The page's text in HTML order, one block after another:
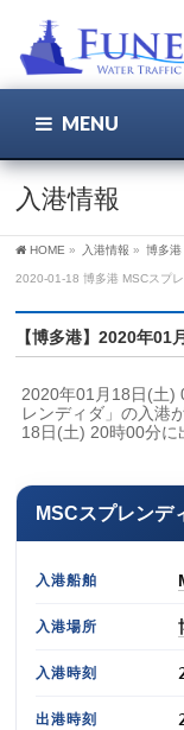
MENU
入港情報
HOME » 入港情報 » 博多港
2020-01-18 博多港 MSCスプ
【博多港】2020年01
2020年01月18日(土)
レンディダ」の入港
18日(土) 20時00分に
MSCスプレンデ
入港船舶
入港場所
入港時刻
出港時刻
ユーザー名 / メール
新規登録 パスワ